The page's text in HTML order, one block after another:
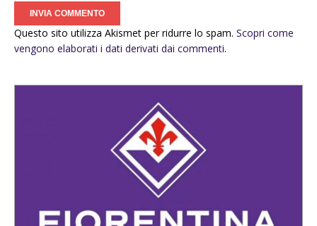
Questo sito utilizza Akismet per ridurre lo spam. Scopri come
vengono elaborati i dati derivati dai commenti.